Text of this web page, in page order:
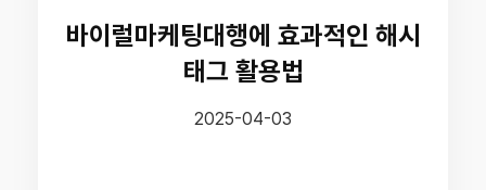
바이럴마케팅대행에 효과적인 해시
태그 활용법
2025-04-03